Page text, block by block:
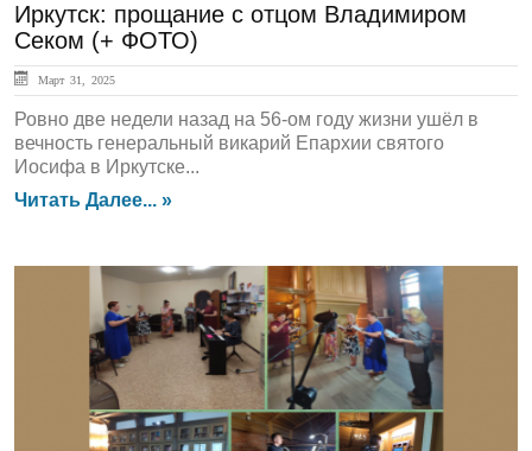
Иркутск: прощание с отцом Владимиром
Секом (+ ФОТО)
Март 31, 2025
Ровно две недели назад на 56-ом году жизни ушёл в
вечность генеральный викарий Епархии святого
Иосифа в Иркутске...
Читать Далее... »
ГЛАВНАЯ